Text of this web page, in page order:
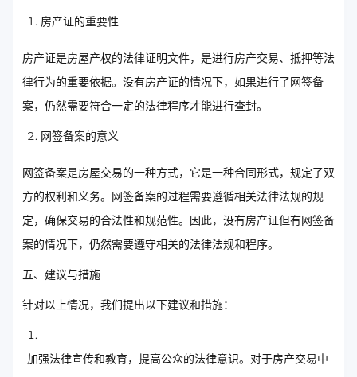
房产证的重要性
房产证是房屋产权的法律证明文件，是进行房产交易、抵押等法
律行为的重要依据。没有房产证的情况下，如果进行了网签备
案，仍然需要符合一定的法律程序才能进行查封。
网签备案的意义
网签备案是房屋交易的一种方式，它是一种合同形式，规定了双
方的权利和义务。网签备案的过程需要遵循相关法律法规的规
定，确保交易的合法性和规范性。因此，没有房产证但有网签备
案的情况下，仍然需要遵守相关的法律法规和程序。
五、建议与措施
针对以上情况，我们提出以下建议和措施：
加强法律宣传和教育，提高公众的法律意识。对于房产交易中